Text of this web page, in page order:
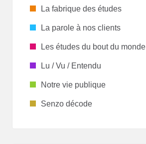
La fabrique des études
La parole à nos clients
Les études du bout du monde
Lu / Vu / Entendu
Notre vie publique
Senzo décode